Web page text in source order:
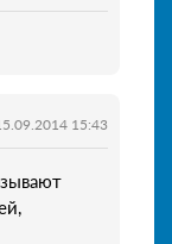
15:43